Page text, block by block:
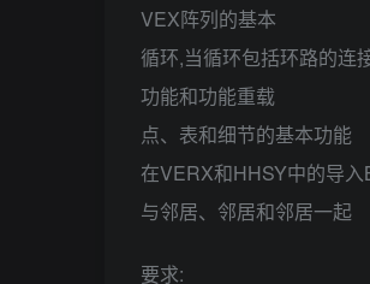
VEX阵列的基本
循环,当循环包括环路的连
功能和功能重载
点、表和细节的基本功能
在VERX和HHSY中的导
与邻居、邻居和邻居一起
要求: